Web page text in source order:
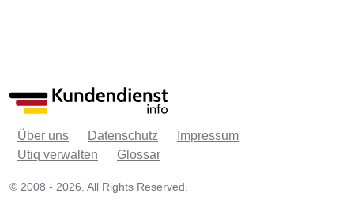
Über uns Datenschutz
Impressum
Utiq verwalten
Glossar
© 2008 - 2026. All Rights Reserved.